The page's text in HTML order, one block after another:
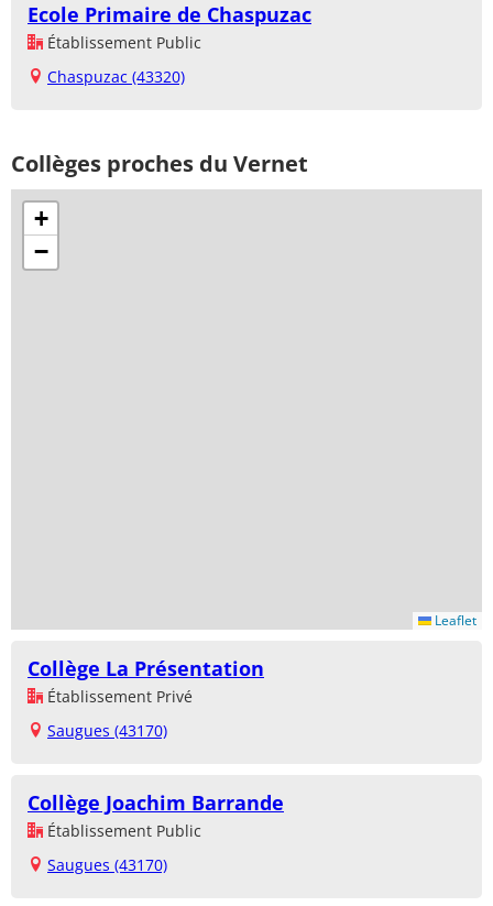
Ecole Primaire de Chaspuzac
Établissement Public
Chaspuzac (43320)
Collèges proches du Vernet
+
−
Leaflet
Collège La Présentation
Établissement Privé
Saugues (43170)
Collège Joachim Barrande
Établissement Public
Saugues (43170)